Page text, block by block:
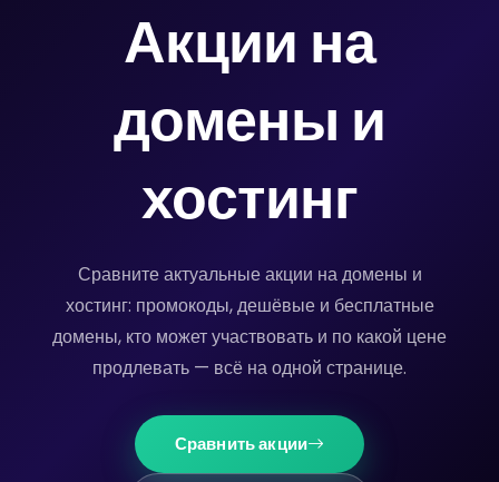
Акции на
домены и
хостинг
Сравните актуальные акции на домены и
хостинг: промокоды, дешёвые и бесплатные
домены, кто может участвовать и по какой цене
продлевать — всё на одной странице.
Сравнить акции